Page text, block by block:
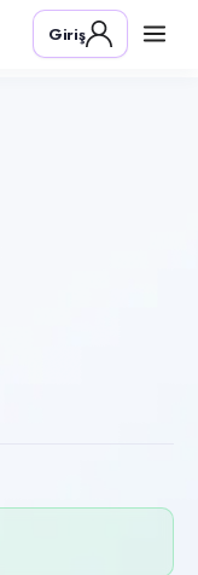
Giriş